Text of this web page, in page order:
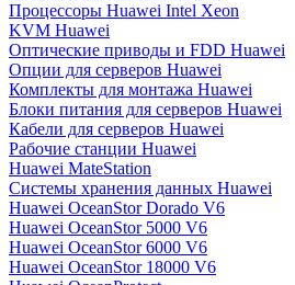
Процессоры Huawei Intel Xeon
KVM Huawei
Оптические приводы и FDD Huawei
Опции для серверов Huawei
Комплекты для монтажа Huawei
Блоки питания для серверов Huawei
Кабели для серверов Huawei
Рабочие станции Huawei
Huawei MateStation
Системы хранения данных Huawei
Huawei OceanStor Dorado V6
Huawei OceanStor 5000 V6
Huawei OceanStor 6000 V6
Huawei OceanStor 18000 V6